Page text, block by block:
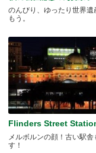
のんびり、ゆったり世界遺
もう。
Flinders Street
メルボルンの顔！古い駅舎
す！